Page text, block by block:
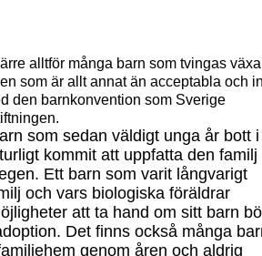
alltför många barn som tvingas växa
som är allt annat än acceptabla och
den barnkonvention som Sverige
som sedan väldigt unga år bott i
kommit att uppfatta den familj
Ett barn som varit långvarigt
och vars biologiska föräldrar
att ta hand om sitt barn
Det finns också många
genom åren och aldrig